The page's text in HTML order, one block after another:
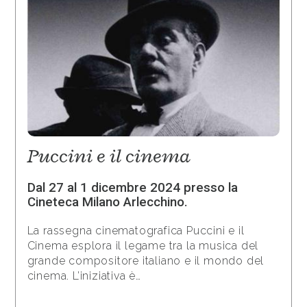
Puccini e il cinema
Dal 27 al 1 dicembre 2024 presso la
Cineteca Milano Arlecchino.
La rassegna cinematografica Puccini e il
Cinema esplora il legame tra la musica del
grande compositore italiano e il mondo del
cinema. L’iniziativa è…